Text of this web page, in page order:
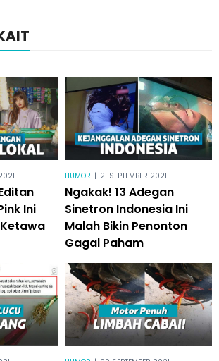
Ini
HUMOR | 21 SEPTEMBER 2021
Ngakak! 13 Adegan
Sinetron Indonesia Ini
Malah Bikin Penonton
Gagal Paham